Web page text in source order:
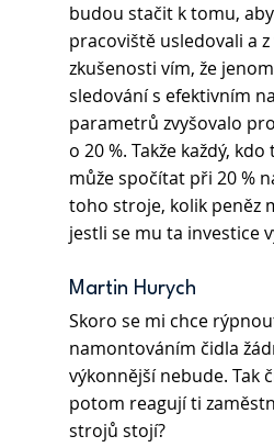
budou stačit k tomu,
pracoviště usledovali a
zkušenosti vím, že
sledování s efektivním
parametrů zvyšovalo
o 20 %. Takže každý,
může spočítat při 20 %
toho stroje, kolik peněz
jestli se mu ta investice
Martin Hurych
Skoro se mi chce
namontováním čidla
výkonnější nebude. Tak
potom reagují ti
strojů stojí?